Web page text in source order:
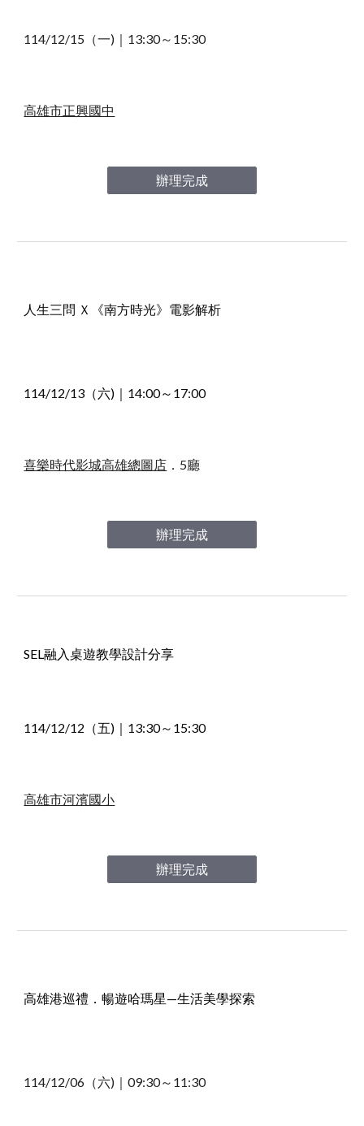
114/12/15（一)｜13:30～15:30
高雄市正興國中
辦理完成
人生三問 Ｘ《南方時光》電影解析
114/12/13 （六)｜ 14:00～17:00
喜樂時代影城高雄總圖店 ．5廳
辦理完成
SEL融入桌遊教學設計分享
114/12/12（五)｜13:30～15:30
高雄市河濱國小
辦理完成
高雄港巡禮．暢遊哈瑪星—生活美學探索
114/12/06 （六) ｜09:30～11:30